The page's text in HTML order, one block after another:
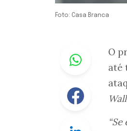
Foto: Casa Branca
Facebook
Linkedin
O
até